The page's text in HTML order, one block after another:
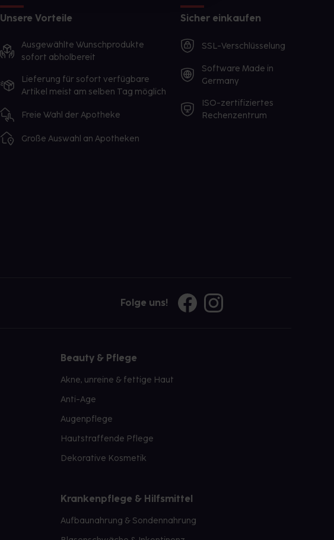
Unsere Vorteile
Ausgewählte Wunschprodukte
sofort abholbereit
Lieferung für sofort verfügbare
Artikel meist am selben Tag möglich
Freie Wahl der Apotheke
Große Auswahl an Apotheken
Sicher einkaufen
SSL-Verschlüsselung
Software Made in
Germany
ISO-zertifiziertes
Rechenzentrum
Folge uns!
Beauty & Pflege
Akne, unreine & fettige Haut
Anti-Age
Augenpflege
Hautstraffende Pflege
Dekorative Kosmetik
Krankenpflege & Hilfsmittel
Aufbaunahrung & Sondennahrung